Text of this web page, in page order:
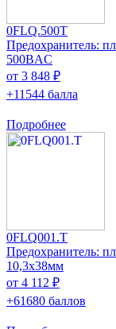
0FLQ.500T
Предохранитель:
500ВAC
от 3 848 ₽
+11544 балла
Подробнее
0FLQ001.T
Предохранитель:
10,3x38мм
от 4 112 ₽
+61680 баллов